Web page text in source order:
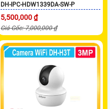
DH-IPC-HDW1339DA-SW-P
5,500,000 ₫
Giá Gốc: 7,000,000 ₫